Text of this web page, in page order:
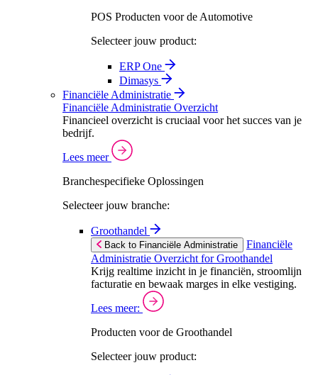
POS Producten voor de Automotive
Selecteer jouw product:
ERP One
Dimasys
Financiële Administratie
Financiële Administratie Overzicht
Financieel overzicht is cruciaal voor het succes van je
bedrijf.
Lees meer
Branchespecifieke Oplossingen
Selecteer jouw branche:
Groothandel
Back to Financiële Administratie
Financiële
Administratie Overzicht for Groothandel
Krijg realtime inzicht in je financiën, stroomlijn
facturatie en bewaak marges in elke vestiging.
Lees meer:
Producten voor de Groothandel
Selecteer jouw product: